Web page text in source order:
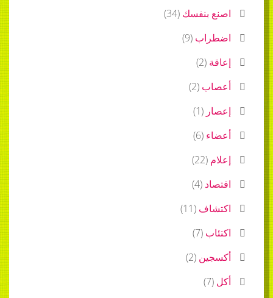
اصنع بنفسك (
34
)
اضطراب (
9
)
إعاقة (
2
)
أعصاب (
2
)
إعصار (
1
)
أعضاء (
6
)
إعلام (
22
)
اقتصاد (
4
)
اكتشاف (
11
)
اكتئاب (
7
)
أكسجين (
2
)
أكل (
7
)